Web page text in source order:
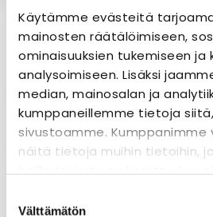
Käytämme evästeitä
mainosten räätälöimiseen,
ominaisuuksien tukemiseen ja
analysoimiseen. Lisäksi
median, mainosalan ja
kumppaneillemme tietoja
sivustoamme. Kumppanimme
näitä tietoja muihin tietoihin,
heille tai joita on kerätty, kun
valinta
Välttämätön
Ostaja vastaa lain mukaisesti
jos hän on ottanut tuotteen
Pyydämme sinua säilyttämään
asiakaspalautukseen liittyvät
huolellisesti, kunnes olet
vastaanottamisesta Sähkö-
Palautettavat tuotteet tulee